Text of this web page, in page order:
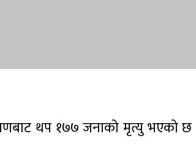
थप १७७ जनाको मृत्यु भएको